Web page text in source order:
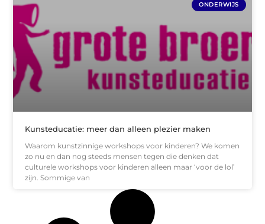
ONDERWIJS
Kunsteducatie: meer dan alleen plezier maken
Waarom kunstzinnige workshops voor kinderen? We komen
zo nu en dan nog steeds mensen tegen die denken dat
culturele workshops voor kinderen alleen maar ‘voor de lol’
zijn. Sommige van